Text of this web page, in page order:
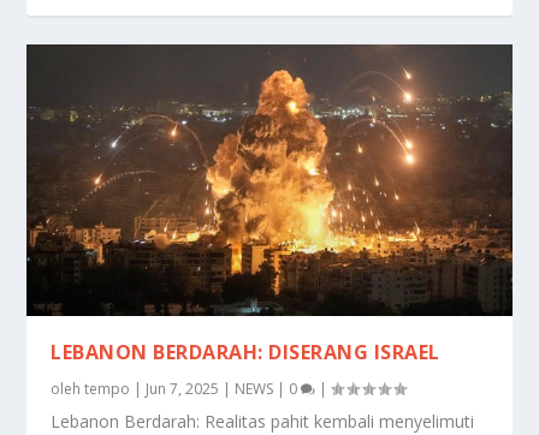
LEBANON BERDARAH: DISERANG ISRAEL
olehtempo | Jun 7, 2025 | NEWS | 0 |
Lebanon Berdarah: Realitas pahit kembali menyelimuti